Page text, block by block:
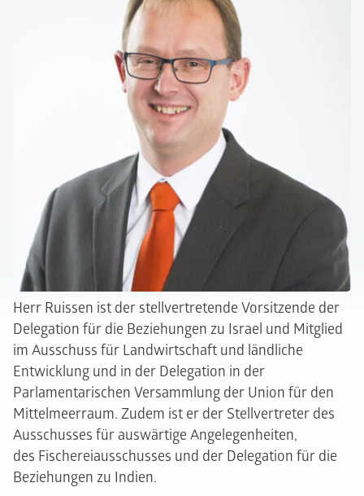
Herr Ruissen ist der stellvertretende Vorsitzende der
Delegation für die Beziehungen zu Israel und Mitglied
im Ausschuss für Landwirtschaft und ländliche
Entwicklung und in der Delegation in der
Parlamentarischen Versammlung der Union für den
Mittelmeerraum. Zudem ist er der Stellvertreter des
Ausschusses für auswärtige Angelegenheiten,
des Fischereiausschusses und der Delegation für die
Beziehungen zu Indien.